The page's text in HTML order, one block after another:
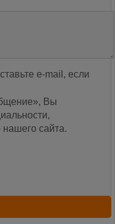
e-mail, если
Вы
сайта.